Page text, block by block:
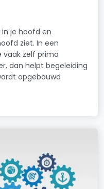
je hoofd en
ziet. In een
vaak zelf prima
dan helpt begeleiding
opgebouwd